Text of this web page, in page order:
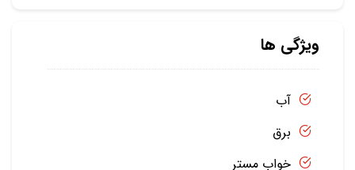
ویژگی ها
آب
برق
خواب مستر